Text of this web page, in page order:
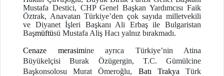
Mustafa Destici, CHP Genel Başkan Yardımcısı Faik
Öztrak, Anavatan Türkiye’den çok sayıda milletvekili
ve Diyanet İşleri Başkanı Ali Erbaş ile Bulgaristan
Başmüftüsü Mustafa Aliş Hacı yalnız bırakmadı.
Cenaze merasimine ayrıca Türkiye’nin Atina
Büyükelçisi Burak Özügergin, T.C. Gümülcine
Başkonsolosu Murat Ömeroğlu, Batı Trakya Türk